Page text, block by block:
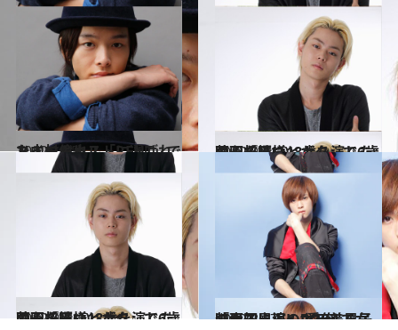
2012.10.5
ミュージカル「RENT」でメインキャストに選ばれた中村倫也
カルチャー 2012.9.21
映画『王様とボク』で6歳の心を持つ18歳を演じた菅田将暉(2)
カルチャー
2012.9.7
映画『王様とボク』で6歳の心を持つ18歳を演じた菅田将暉(1)
カルチャー 2012.8.17
映画初出演の“愛俺”で女装男子に！K-POP美男子「大国男児」カラム
カルチャー